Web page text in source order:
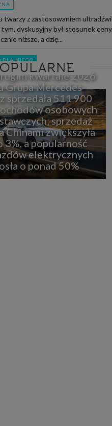
twarzy z zastosowaniem
tym, dyskusyjny był stosunek
niższe, a dzię...
DLA NIEGO
kwartale 2026
Grupa Mercedes-
sprzedała 511 900
osobowych
sprzedaż
Chinami zwiększyła
3%, a popularność
elektrycznych
o ponad 50%